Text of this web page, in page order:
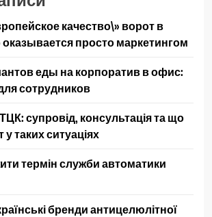
качество\» ворот в
просто маркетингом
еды на корпоратив в офис:
сотрудников
супровід, консультація та що
таких ситуаціях
термін служби автоматики
бренди антицелюлітної